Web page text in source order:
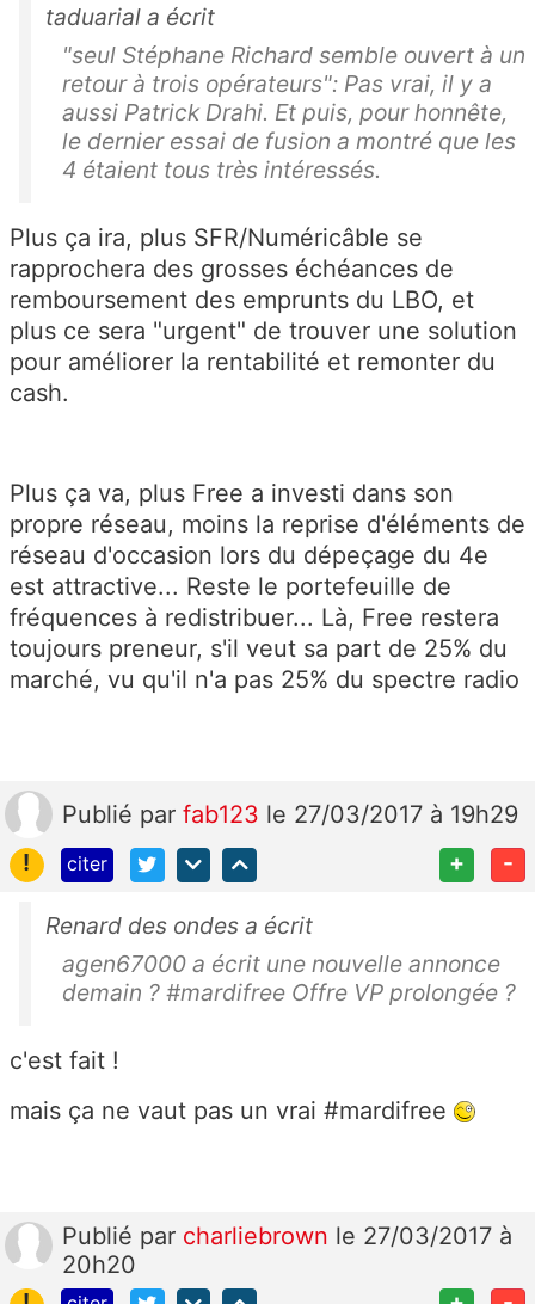
taduarial a écrit
"seul Stéphane Richard semble ouvert à un
retour à trois opérateurs": Pas vrai, il y a
aussi Patrick Drahi. Et puis, pour honnête,
le dernier essai de fusion a montré que les
4 étaient tous très intéressés.
Plus ça ira, plus SFR/Numéricâble se
rapprochera des grosses échéances de
remboursement des emprunts du LBO, et
plus ce sera "urgent" de trouver une solution
pour améliorer la rentabilité et remonter du
cash.
Plus ça va, plus Free a investi dans son
propre réseau, moins la reprise d'éléments de
réseau d'occasion lors du dépeçage du 4e
est attractive... Reste le portefeuille de
fréquences à redistribuer... Là, Free restera
toujours preneur, s'il veut sa part de 25% du
marché, vu qu'il n'a pas 25% du spectre radio
Publié par fab123 le 27/03/2017 à 19h29
!
citer + -
Renard des ondes a écrit
agen67000 a écrit une nouvelle annonce
demain ? #mardifree Offre VP prolongée ?
c'est fait !
mais ça ne vaut pas un vrai #mardifree
Publié par charliebrown le 27/03/2017 à
20h20